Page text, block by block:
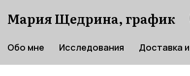
Мария Щедрина, график
Обо мне Исследования Доставка